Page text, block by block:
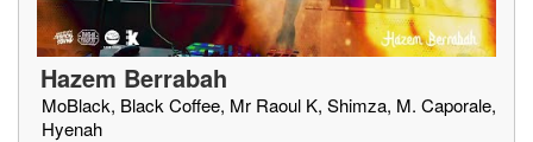
Hazem Berrabah
MoBlack, Black Coffee, Mr Raoul K, Shimza, M. Caporale,
Hyenah